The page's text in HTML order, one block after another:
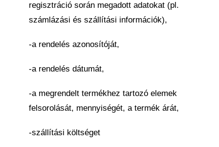
regisztráció során megadott adatokat (pl.
számlázási és szállítási információk),
-a rendelés azonosítóját,
-a rendelés dátumát,
-a megrendelt termékhez tartozó elemek
felsorolását, mennyiségét, a termék árát,
-szállítási költséget